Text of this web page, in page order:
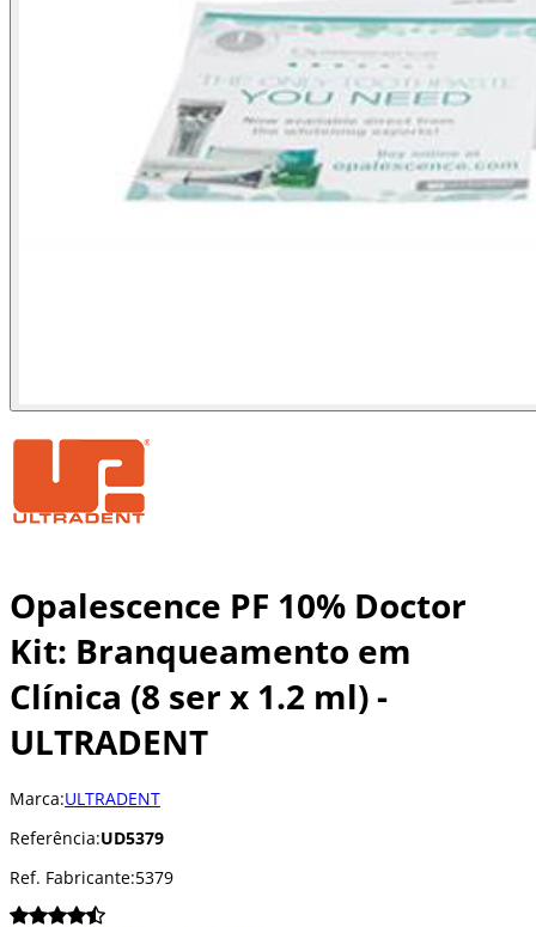
Opalescence PF 10% Doctor
Kit: Branqueamento em
Clínica (8 ser x 1.2 ml) -
ULTRADENT
Marca:ULTRADENT
Referência:UD5379
Ref. Fabricante:5379